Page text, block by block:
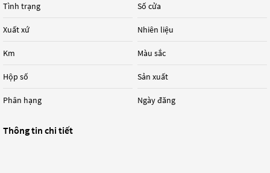
Tình trạng
Xuất xứ
Km
Hộp số
Phân hạng
Số cửa
Nhiên liệu
Màu sắc
Sản xuất
Ngày đăng
Thông tin chi tiết